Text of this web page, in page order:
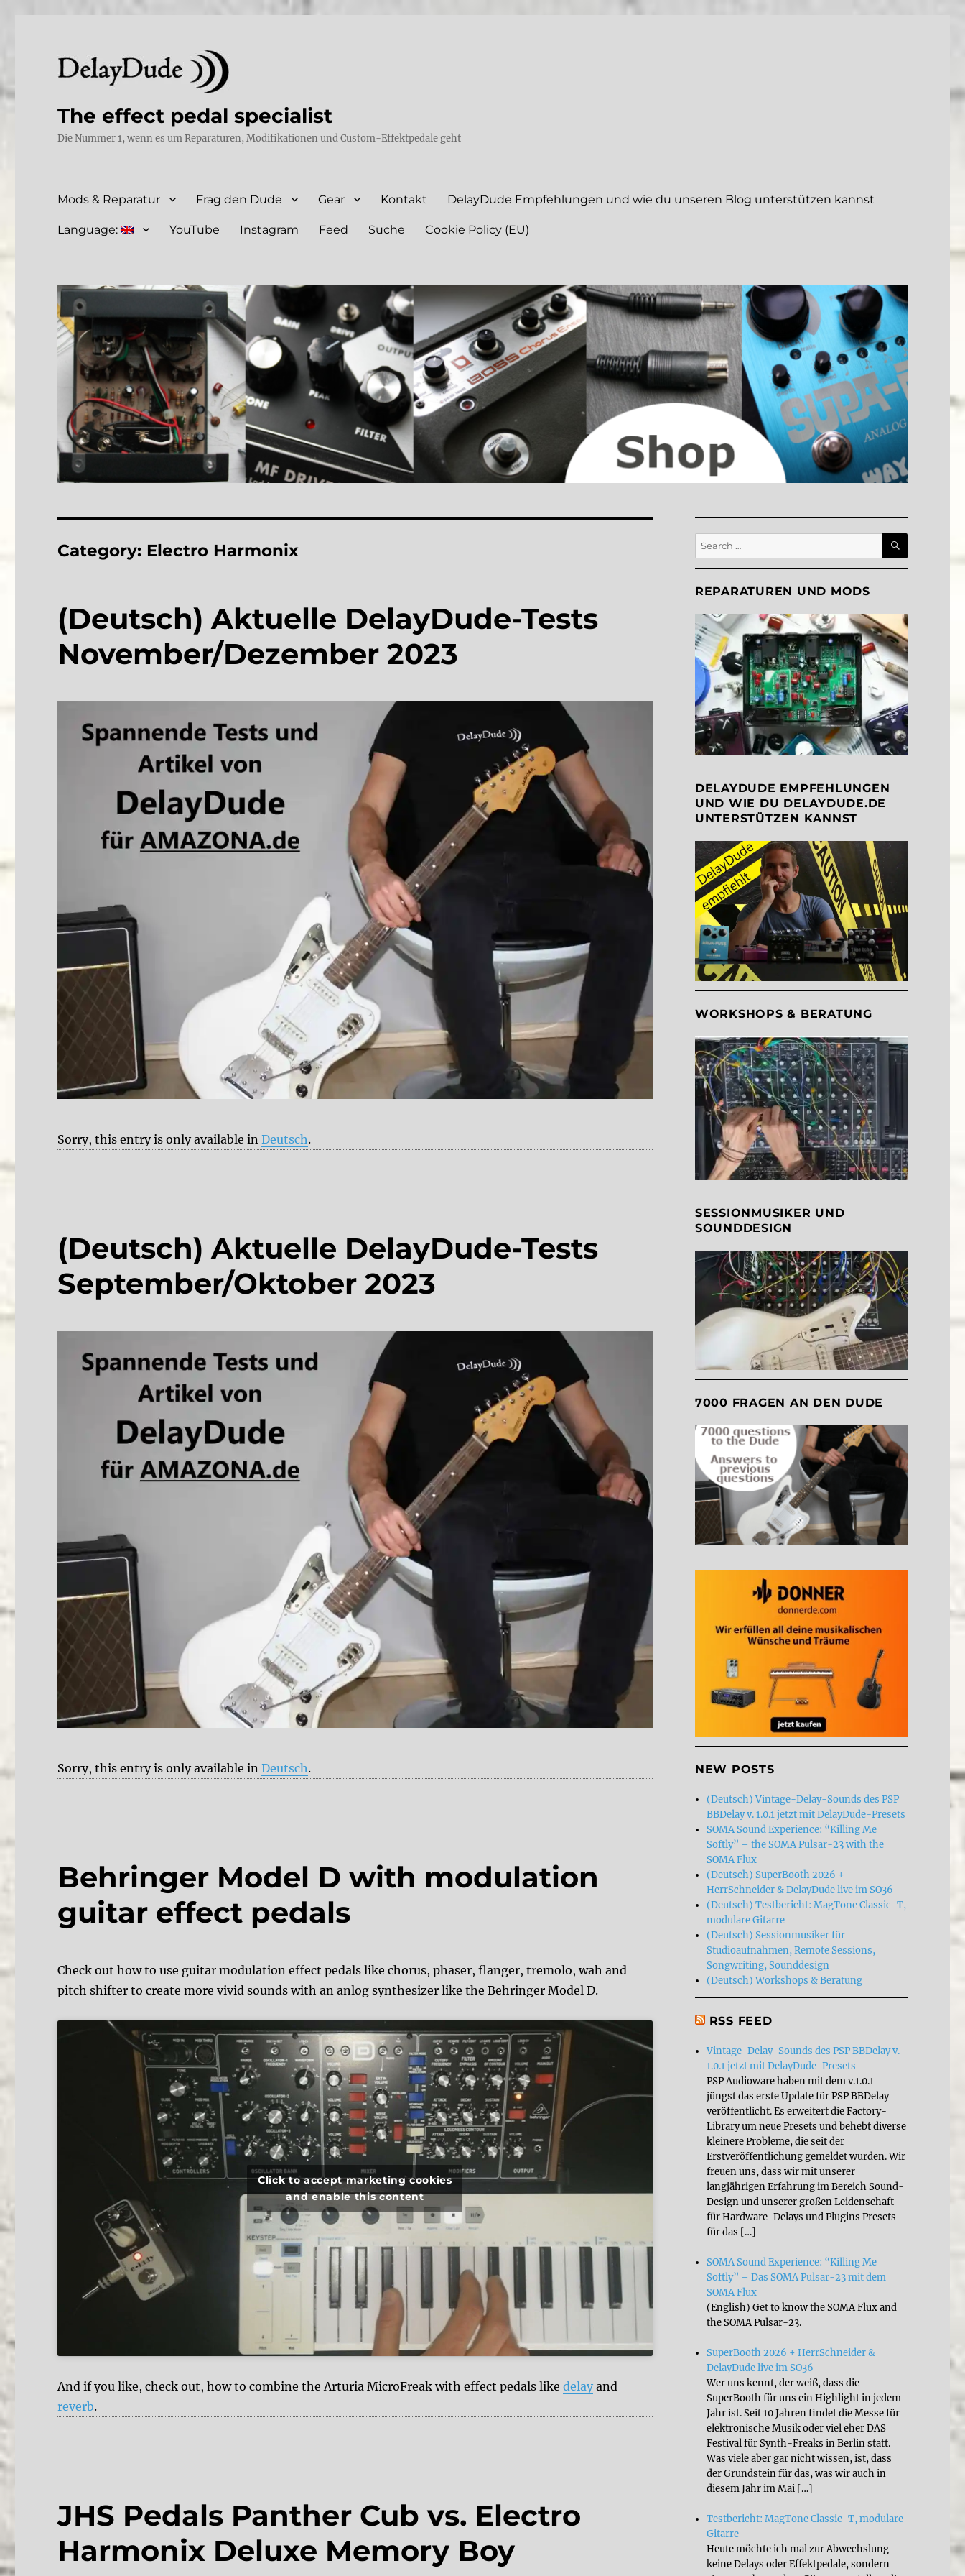
The effect pedal specialist
Die Nummer 1, wenn es um Reparaturen, Modifikationen und Custom-Effektpedale geht
Mods & Reparatur Frag den Dude Gear Kontakt DelayDude Empfehlungen und wie du unseren Blog unterstützen kannst
Language: YouTube Instagram Feed Suche Cookie Policy (EU)
Category: Electro Harmonix
(Deutsch) Aktuelle DelayDude-Tests
November/Dezember 2023
Sorry, this entry is only available inDeutsch.
(Deutsch) Aktuelle DelayDude-Tests
September/Oktober 2023
Sorry, this entry is only available inDeutsch.
Behringer Model D with modulation
guitar effect pedals
Check out how to use guitar modulation effect pedals like chorus, phaser, flanger, tremolo, wah and
pitch shifter to create more vivid sounds with an anlog synthesizer like the Behringer Model D.
Click to accept marketing cookies
and enable this content
And if you like, check out, how to combine the Arturia MicroFreak with effect pedals likedelay and
reverb.
JHS Pedals Panther Cub vs. Electro
Harmonix Deluxe Memory Boy
Search
for:
SEARCH
REPARATUREN UND MODS
DELAYDUDE EMPFEHLUNGEN
UND WIE DU DELAYDUDE.DE
UNTERSTÜTZEN KANNST
WORKSHOPS & BERATUNG
SESSIONMUSIKER UND
SOUNDDESIGN
7000 FRAGEN AN DEN DUDE
NEW POSTS
(Deutsch) Vintage-Delay-Sounds des PSP
BBDelay v. 1.0.1 jetzt mit DelayDude-Presets
SOMA Sound Experience: “Killing Me
Softly” – the SOMA Pulsar-23 with the
SOMA Flux
(Deutsch) SuperBooth 2026 +
HerrSchneider & DelayDude live im SO36
(Deutsch) Testbericht: MagTone Classic-T,
modulare Gitarre
(Deutsch) Sessionmusiker für
Studioaufnahmen, Remote Sessions,
Songwriting, Sounddesign
(Deutsch) Workshops & Beratung
RSS FEED
Vintage-Delay-Sounds des PSP BBDelay v.
1.0.1 jetzt mit DelayDude-Presets
PSP Audioware haben mit dem v.1.0.1
jüngst das erste Update für PSP BBDelay
veröffentlicht. Es erweitert die Factory-
Library um neue Presets und behebt diverse
kleinere Probleme, die seit der
Erstveröffentlichung gemeldet wurden. Wir
freuen uns, dass wir mit unserer
langjährigen Erfahrung im Bereich Sound-
Design und unserer großen Leidenschaft
für Hardware-Delays und Plugins Presets
für das […]
SOMA Sound Experience: “Killing Me
Softly” – Das SOMA Pulsar-23 mit dem
SOMA Flux
(English) Get to know the SOMA Flux and
the SOMA Pulsar-23.
SuperBooth 2026 + HerrSchneider &
DelayDude live im SO36
Wer uns kennt, der weiß, dass die
SuperBooth für uns ein Highlight in jedem
Jahr ist. Seit 10 Jahren findet die Messe für
elektronische Musik oder viel eher DAS
Festival für Synth-Freaks in Berlin statt.
Was viele aber gar nicht wissen, ist, dass
der Grundstein für das, was wir auch in
diesem Jahr im Mai […]
Testbericht: MagTone Classic-T, modulare
Gitarre
Heute möchte ich mal zur Abwechslung
keine Delays oder Effektpedale, sondern